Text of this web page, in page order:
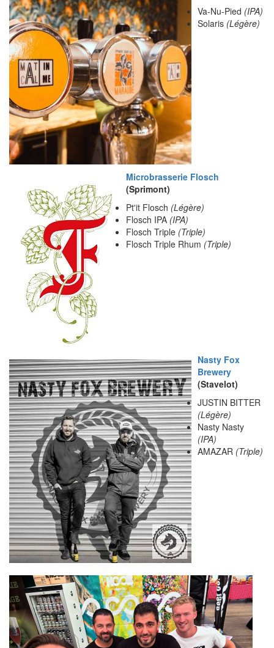
Va-Nu-Pied (IPA)
Solaris (Légère)
Microbrasserie Flosch
(Sprimont)
Pt'it Flosch (Légère)
Flosch IPA (IPA)
Flosch Triple (Triple)
Flosch Triple Rhum (Triple)
Nasty Fox
Brewery
(Stavelot)
JUSTIN BITTER
(Légère)
Nasty Nasty
(IPA)
AMAZAR (Triple)